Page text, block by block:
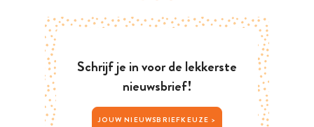
Schrijf je in voor de lekkerste
nieuwsbrief!
JOUW NIEUWSBRIEFKEUZE >